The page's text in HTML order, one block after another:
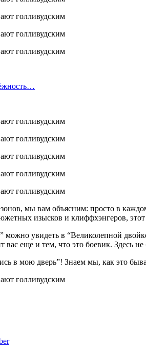
мы вам объясним: просто в
изысков и клиффхэнгеров,
увидеть в “Великолепной
еще и тем, что это боевик. Здесь
в мою дверь”! Знаем мы, как это